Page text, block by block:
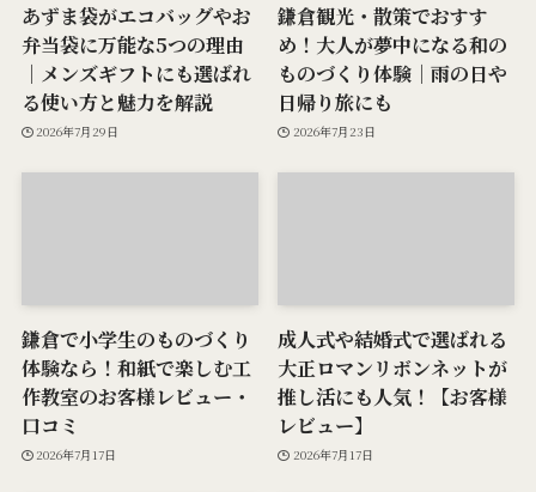
あずま袋がエコバッグやお
弁当袋に万能な5つの理由
｜メンズギフトにも選ばれ
る使い方と魅力を解説
2026年7月29日
鎌倉観光・散策でおすす
め！大人が夢中になる和の
ものづくり体験｜雨の日や
日帰り旅にも
2026年7月23日
鎌倉で小学生のものづくり
体験なら！和紙で楽しむ工
作教室のお客様レビュー・
口コミ
2026年7月17日
成人式や結婚式で選ばれる
大正ロマンリボンネットが
推し活にも人気！【お客様
レビュー】
2026年7月17日